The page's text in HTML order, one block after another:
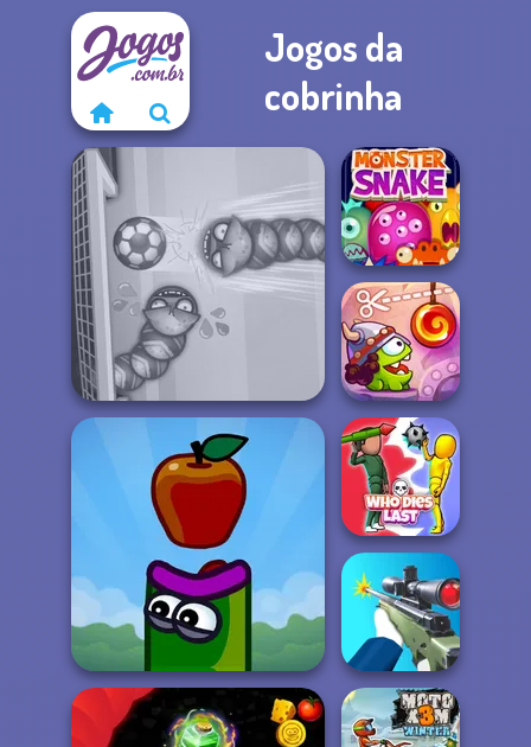
Jogos da
cobrinha
Soccer Snakes
Monster Snake
Cut The Rope:
Time Travel
Who Dies Last